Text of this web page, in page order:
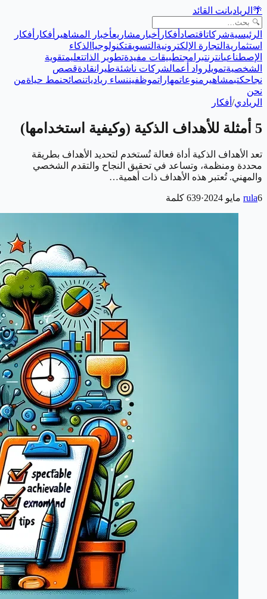
🌴 الرياديانت القائد
الرئيسيةشركاتاقتصاد أفكار أخبار مشاريعأخبار المشاهير أفكار أفكار
استثمارية التجارة الإلكترونية التسويقتكنولوجيا الذكاء
الإصطناعيانترنتبرامجتطبيقات مفيدةتطوير الذاتتعليمتقوية
الشخصيةتمويلرواد أعمالشركات ناشئةطيرانقادةقصص
نجاحكتبمشاهير منوعاتمهاراتموظفيننساء ريادياتنصائحنمط حياةمن
نحن
الريادي/ أفكار
5 أمثلة للأهداف الذكية (وكيفية استخدامها)
تعد الأهداف الذكية أداة فعالة تُستخدم لتحديد الأهداف بطريقة
محددة ومنظمة، وتساعد في تحقيق النجاح والتقدم الشخصي
والمهني. تُعتبر هذه الأهداف ذات أهمية…
rula6 مايو 2024 ·
639 كلمة